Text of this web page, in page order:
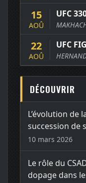
15
AOÛ
UFC
22
AOÛ
UFC
DÉCOUVRIR
L’évolution de
succession de
10 mars 2026
Le rôle du
dopage dans